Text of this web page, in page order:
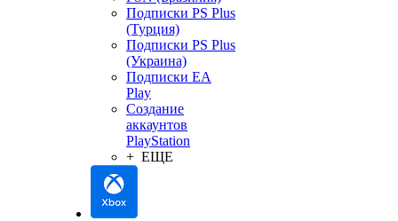
Подписки PS Plus
(Турция)
Подписки PS Plus
(Украина)
Подписки EA
Play
Создание
аккаунтов
PlayStation
+ ЕЩЕ